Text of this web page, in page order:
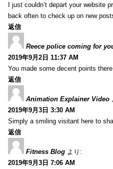
I just couldn’t depart your website
back often to check up on new
返信
Reece police coming for
2019年9月2日 11:37 AM
You made some decent points
返信
Animation Explainer Video
2019年9月3日 3:30 AM
Simply a smiling visitant here to
返信
Fitness Blog より:
2019年9月3日 7:06 AM